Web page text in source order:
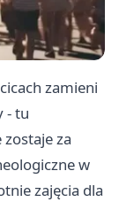
zamieni
- tu
za
w
zajęcia dla